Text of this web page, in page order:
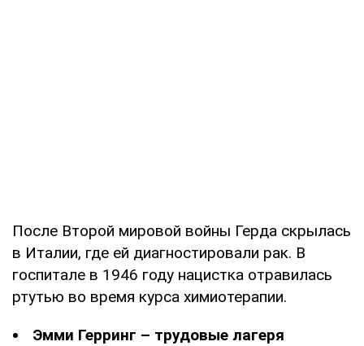
После Второй мировой войны Герда скрылась
в Италии, где ей диагностировали рак. В
госпитале в 1946 году нацистка отравилась
ртутью во время курса химиотерапии.
Эмми Герринг – трудовые лагеря